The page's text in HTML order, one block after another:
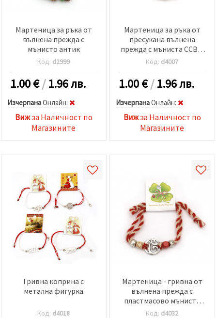
Мартеница за ръка от
вълнена прежда с
мънисто антик
Код: d2999
1.00€/1.96 лв.
ИзчерпанаOнлайн:
Вижза Наличност по
Магазините
Мартеница за ръка от
пресукана вълнена
прежда с мъниста CCB и
антик
Код: d4007
1.00€/1.96 лв.
ИзчерпанаOнлайн:
Вижза Наличност по
Магазините
Гривна коприна с
метална фигурка
Код: d4018
Мартеница - гривна от
вълнена прежда с
пластмасово мънисто
метализе
Код: d4032